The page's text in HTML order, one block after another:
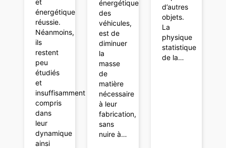
énergétique
réussie.
Néanmoins,
ils
restent
peu
étudiés
et
insuffisamment
compris
dans
leur
dynamique
ainsi
énergétique
des
véhicules,
est de
diminuer
la
masse
de
matière
nécessaire
à leur
fabrication,
sans
nuire à…
d’autres
objets.
La
physique
statistique
de la…